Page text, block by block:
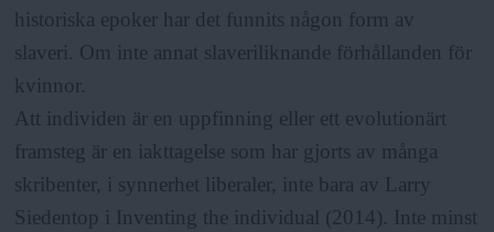
historiska epoker har det funnits någon form av
slaveri. Om inte annat slaveriliknande förhållanden för
kvinnor.
Att individen är en uppfinning eller ett evolutionärt
framsteg är en iakttagelse som har gjorts av många
skribenter, i synnerhet liberaler, inte bara av Larry
Siedentop i Inventing the individual (2014). Inte minst